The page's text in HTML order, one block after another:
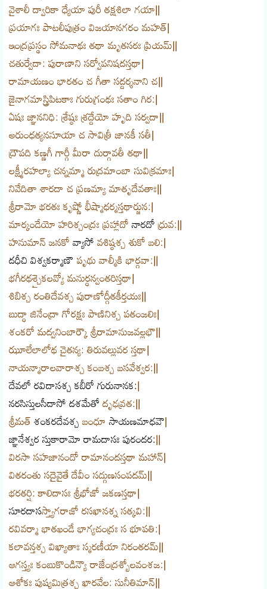
వైశాలీ ద్వారికా ధ్యేయా పురీ తక్షశిలా గయా||
ప్రయాగః పాటలీపుత్రం విజయానగరం మహత్|
ఇంద్రప్రస్థం సోమనాథః తథా మృతసరః ప్రియమ్||
చతుర్వేదా: పురాణాని సర్వోపనిషదస్తథా|
రామాయణం భారతం చ గీతా సద్దర్శనాని చ||
జైనాగమాస్త్రిపిటకాః గురుగ్రంథః సతాం గిర:|
ఏషః జ్ఞాననిధి: శ్రేష్ఠః శ్రద్దేయో హృది సర్వదా||
అరుంధత్యనసూయా చ సావిత్రీ జానకీ సతీ|
ద్రౌపది కణ్ణగీ గార్గీ మీరా దుర్గావతీ తథా||
లక్ష్మీరహల్యా చన్నమ్మా రుద్రమాంబా సువిక్రమాః|
నివేదితా శారదా చ ప్రణమ్యా మాతృదేవతాః||
శ్రీరామో భరతః కృష్ణో భీష్మాధర్మస్తథార్జున:|
మార్కండేయో హరిశ్చంద్రః ప్రహ్లాదోనారదోధ్రువ:||
హనుమాన్ జనకోవ్యాసోవశిష్ఠశ్చ శుకో బలి:|
దధీచివిశ్వకర్మాణౌ పృథు వాల్మీకి భార్గవా:||
భగీరథశ్చైకలవ్యో మనుర్ధన్వంతరిస్తథా|
శిబిశ్చ రంతిదేవశ్చ పురాణోద్గీతకీర్తయః||
బుద్ధా జినేంద్రా గోరక్షః పాణినిశ్చ పతంజలిః|
శంకరో మద్వనింబార్కౌ శ్రీరామానుజవల్లభౌ||
ఝూలేలాలోథ చైతన్య: తిరువల్లువర స్తథా|
నాయన్మారాలవారాశ్చ కంబశ్చ బసవేశ్వర:||
దేవలోరవిదాసశ్చకబీరోగురునానక:|
నరసిస్తులసీదాసోదశమేతోదృఢవ్రత:||
శ్రీమత్శంకరదేవశ్చబంధూ సాయణమాధవౌ|
జ్ఞానేశ్వరస్తుకారామోరామదాసఃపురందర:||
విరసా సహజానందో రామానందస్తథా మహాన్|
వితరంతు సదైవైతే దేవీం సద్గుణసంపదమ్||
భరతర్షి: కాలిదాసః శ్రీభోజో జకణస్తథా|
సూరదాసస్త్యాగరాజో రసఖానశ్న సత్కవి:||
రవివర్మా భాతఖండే భాగ్యచంద్రః స భూపతి:|
కలావన్తశ్చ విఖ్యాతాః స్మరణీయా నిరంతరమ్||
ఆగస్త్యః కంబుకొండిన్యౌ రాజేంద్రశ్బోలవంశజ:|
ఆశోకః పుష్యమిత్రశ్చ ఖారవేల: సునీతిమాన్||